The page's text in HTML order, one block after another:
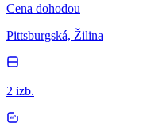
Cena dohodou
Pittsburgská, Žilina
2 izb.